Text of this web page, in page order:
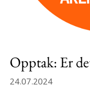
Opptak: Er
24.07.2024